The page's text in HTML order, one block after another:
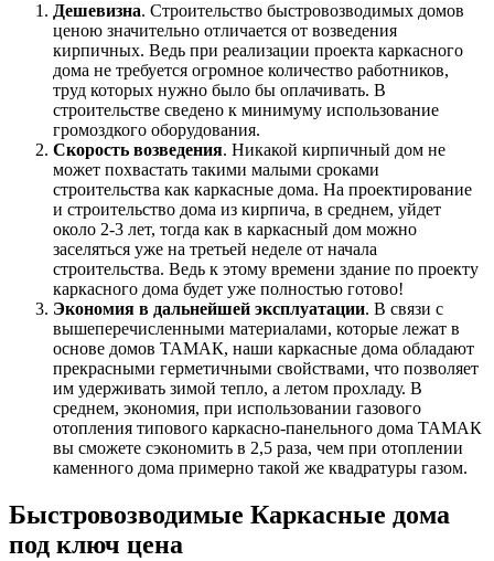
Дешевизна. Строительство быстровозводимых домов
ценою значительно отличается от возведения
кирпичных. Ведь при реализации проекта каркасного
дома не требуется огромное количество работников,
труд которых нужно было бы оплачивать. В
строительстве сведено к минимуму использование
громоздкого оборудования.
Скорость возведения. Никакой кирпичный дом не
может похвастать такими малыми сроками
строительства как каркасные дома. На проектирование
и строительство дома из кирпича, в среднем, уйдет
около 2-3 лет, тогда как в каркасный дом можно
заселяться уже на третьей неделе от начала
строительства. Ведь к этому времени здание по проекту
каркасного дома будет уже полностью готово!
Экономия в дальнейшей эксплуатации. В связи с
вышеперечисленными материалами, которые лежат в
основе домов ТАМАК, наши каркасные дома обладают
прекрасными герметичными свойствами, что позволяет
им удерживать зимой тепло, а летом прохладу. В
среднем, экономия, при использовании газового
отопления типового каркасно-панельного дома ТАМАК
вы сможете сэкономить в 2,5 раза, чем при отоплении
каменного дома примерно такой же квадратуры газом.
Быстровозводимые Каркасные дома
под ключ цена